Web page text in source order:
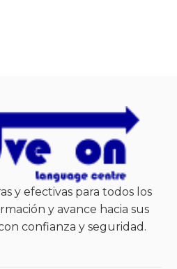
y efectivas para todos los
y avance hacia sus
confianza y seguridad.